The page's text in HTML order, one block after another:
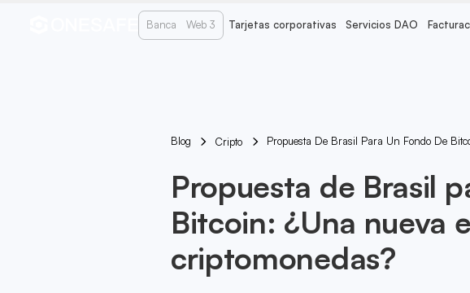
Banca Web 3 Tarjetas corporativas Servicios DAO
Blog Cripto Propuesta De Brasil Para Un Fondo De
Propuesta de Brasil
Bitcoin: ¿Una nueva
criptomonedas?